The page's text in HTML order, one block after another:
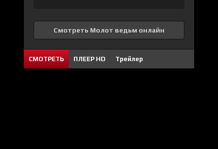
Смотреть Молот ведьм онлайн
СМОТРЕТЬ ПЛЕЕР HD Трейлер